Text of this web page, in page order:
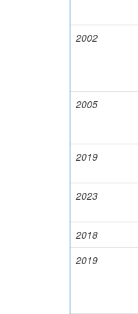
2002
2005
2019
2023
2018
2019